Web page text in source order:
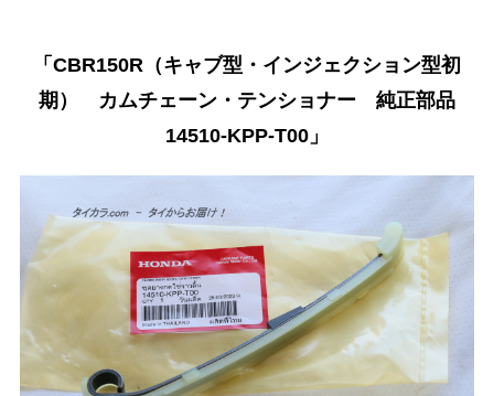
「CBR150R（キャブ型・インジェクション型初
期） カムチェーン・テンショナー 純正部品
14510-KPP-T00」